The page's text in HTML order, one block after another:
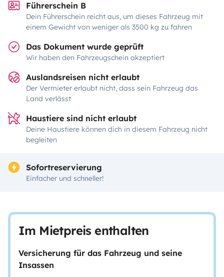
Führerschein B
Dein Führerschein reicht aus, um dieses Fahrzeug mit
einem Gewicht von weniger als 3500 kg zu fahren
Das Dokument wurde geprüft
Wir haben den Fahrzeugschein akzeptiert
Auslandsreisen nicht erlaubt
Der Vermieter erlaubt nicht, dass sein Fahrzeug das
Land verlässt
Haustiere sind nicht erlaubt
Deine Haustiere können dich in diesem Fahrzeug nicht
begleiten
Sofortreservierung
Einfacher und schneller!
Im Mietpreis enthalten
Versicherung für das Fahrzeug und seine
Insassen